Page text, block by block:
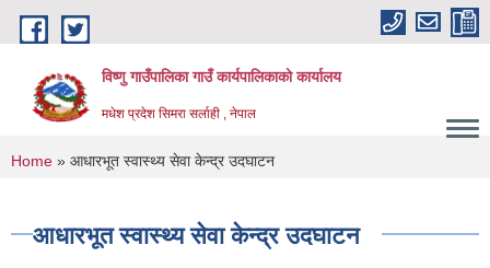
Skip to main content
विष्णु गाउँपालिका गाउँ कार्यपालिकाको कार्यालय
मधेश प्रदेश सिमरा सर्लाही , नेपाल
You are here
Home » आधारभूत स्वास्थ्य सेवा केन्द्र उदघाटन
आधारभूत स्वास्थ्य सेवा केन्द्र उदघाटन